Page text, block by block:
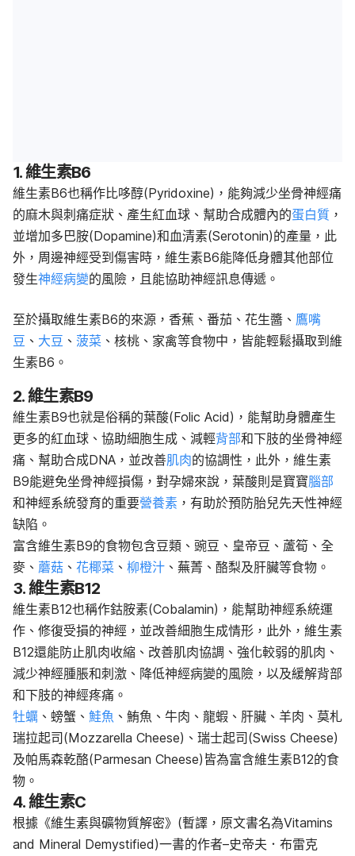
1. 維生素B6
維生素B6也稱作比哆醇(Pyridoxine)，能夠減少坐骨神經痛
的麻木與刺痛症狀、產生紅血球、幫助合成體內的蛋白質 ，
並增加多巴胺(Dopamine)和血清素(Serotonin)的產量，此
外，周邊神經受到傷害時，維生素B6能降低身體其他部位
發生神經病變的風險，且能協助神經訊息傳遞。
至於攝取維生素B6的來源，香蕉、番茄、花生醬、 鷹嘴
豆 、 大豆 、 菠菜 、核桃、家禽等食物中，皆能輕鬆攝取到維
生素B6。
2. 維生素B9
維生素B9也就是俗稱的葉酸(Folic Acid)，能幫助身體產生
更多的紅血球、協助細胞生成、減輕背部和下肢的坐骨神經
痛、幫助合成DNA，並改善肌肉的協調性，此外，維生素
B9能避免坐骨神經損傷，對孕婦來說，葉酸則是寶寶腦部
和神經系統發育的重要營養素 ，有助於預防胎兒先天性神經
缺陷。
富含維生素B9的食物包含豆類、豌豆、皇帝豆、蘆筍、全
麥、 蘑菇 、 花椰菜 、 柳橙汁 、蕪菁、酪梨及肝臟等食物。
3. 維生素B12
維生素B12也稱作鈷胺素(Cobalamin)，能幫助神經系統運
作、修復受損的神經，並改善細胞生成情形，此外，維生素
B12還能防止肌肉收縮、改善肌肉協調、強化較弱的肌肉、
減少神經腫脹和刺激、降低神經病變的風險，以及緩解背部
和下肢的神經疼痛。
牡蠣 、螃蟹、 鮭魚 、鮪魚、牛肉、龍蝦、肝臟、羊肉、莫札
瑞拉起司(Mozzarella Cheese)、瑞士起司(Swiss Cheese)
及帕馬森乾酪(Parmesan Cheese)皆為富含維生素B12的食
物。
4. 維生素C
根據《維生素與礦物質解密》(暫譯，原文書名為Vitamins
and Mineral Demystified)一書的作者–史帝夫．布雷克